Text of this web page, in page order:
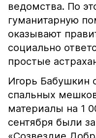
ведомства. По
гуманитарную
оказывают
социально
простые
Игорь Бабушкин
спальных
материалы на 1
сентября были